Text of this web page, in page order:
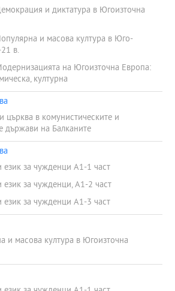
и диктатура в Югоизточна
и масова култура в Юго-
в.
на Югоизточна Европа:
културна
църква в комунистическите и
държави на Балканите
език за чужденци А1-1 част
език за чужденци, А1-2 част
език за чужденци А1-3 част
и масова култура в Югоизточна